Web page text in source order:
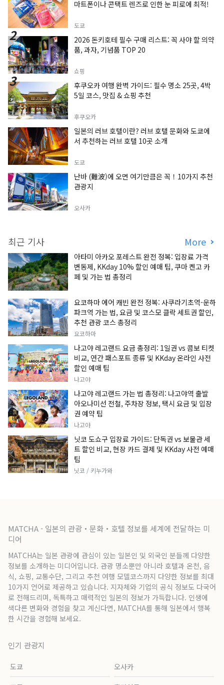
마트폰이나 콘택트 렌즈로 인한 눈 피로에 최적!
도쿄
2026 돈키호테 필수 구매 리스트: 꼭 사야 할 의약
품, 과자, 기념품 TOP 20
쇼핑
후쿠오카 여행 완벽 가이드: 필수 명소 25곳, 4박
5일 코스, 맛집 & 쇼핑 추천
후쿠오카
일본의 러브 호텔이란? 러브 호텔 문화와 도쿄에
서 추천하는 러브 호텔 10곳 소개
도쿄
난바 (難波)에 오면 여기만큼은 꼭！10가지 추천
관광지
오사카
최근 기사 More
아타미 아카오 포레스트 완전 정복: 입장료 가격
변동제, KKday 10% 할인 예매 팁, 쿠마 켄고 카
페 및 가는 법 총정리
요코하마 에어 캐빈 완전 정복: 사쿠라기초역-운하
파크역 가는 법, 요금 및 코스모 클락 세트권 할인,
추천 관광 코스 총정리
요코하마
나고야 레고랜드 요금 총정리: 1일권 vs 콤보 티켓
비교, 연간 패스포트 종류 및 KKday 온라인 사전
할인 예매 팁
나고야
나고야 레고랜드 가는 법 총정리: 나고야역 출발
아오나미선 전철, 주차장 정보, 택시 요금 및 입장
권 예약 팁
나고야
닛코 도쇼구 입장료 가이드: 단독권 vs 보물관 세
트 할인 비교, 현장 카드 결제 및 KKday 사전 예매
팁
닛코 / 키누가와
MATCHA - 일본의 관광・문화・호텔 정보를 세계에 전달하는 미
디어
MATCHA는 일본 관광에 관심이 있는 일본인 및 외국인 분들께 다양한
정보를 소개하는 미디어입니다. 관광 명소뿐만 아니라 호텔과 온천, 음
식, 쇼핑, 교통수단, 그리고 추천 여행 모델코스까지 다양한 정보를 최대
10가지 언어로 제공하고 있습니다. 지자체와 기업의 공식 정보도 다국어
로 전해드리며, 독특하고 매력적인 일본의 정보가 가득합니다. 인생에
색다른 변화와 경험을 찾고 계신다면, MATCHA를 통해 일본에서 행복
한 시간을 경험해 보세요.
인기 관광지
도쿄 오사카